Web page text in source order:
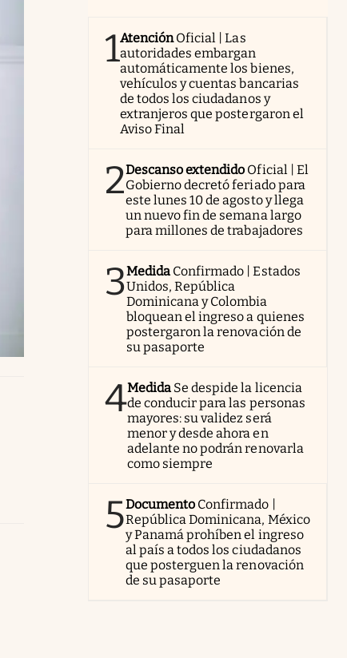
1AtenciónOficial | Las
autoridades embargan
automáticamente los bienes,
vehículos y cuentas bancarias
de todos los ciudadanos y
extranjeros que postergaron el
Aviso Final
2Descanso extendido Oficial | El
Gobierno decretó feriado para
este lunes 10 de agosto y llega
un nuevo fin de semana largo
para millones de trabajadores
3Medida Confirmado | Estados
Unidos, República
Dominicana y Colombia
bloquean el ingreso a quienes
postergaron la renovación de
su pasaporte
4Medida Se despide la licencia
de conducir para las personas
mayores: su validez será
menor y desde ahora en
adelante no podrán renovarla
como siempre
5Documento Confirmado |
República Dominicana, México
y Panamá prohíben el ingreso
al país a todos los ciudadanos
que posterguen la renovación
de su pasaporte